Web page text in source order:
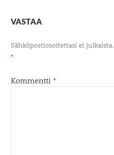
VASTAA
Sähköpostiosoitettasi ei julkaista.
*
Kommentti *